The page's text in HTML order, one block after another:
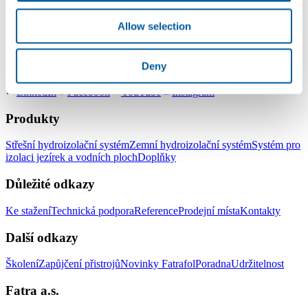
Allow selection
Deny
Studio izolací
LinkedIn Facebook YouTube Instagram
Produkty
Střešní hydroizolační systémZemní hydroizolační systémSystém pro
izolaci jezírek a vodních plochDoplňky
Důležité odkazy
Ke staženíTechnická podporaReferenceProdejní místaKontakty
Další odkazy
ŠkoleníZapůjčení přistrojůNovinky FatrafolPoradnaUdržitelnost
Fatra a.s.